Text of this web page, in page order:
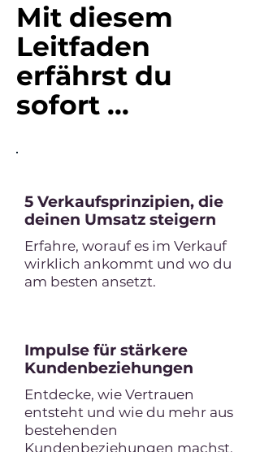
Mit diesem
Leitfaden
erfährst du
sofort ...
5 Verkaufsprinzipien, die
deinen Umsatz steigern
Erfahre, worauf es im Verkauf
wirklich ankommt und wo du
am besten ansetzt.
Impulse für stärkere
Kundenbeziehungen
Entdecke, wie Vertrauen
entsteht und wie du mehr aus
bestehenden
Kundenbeziehungen machst.